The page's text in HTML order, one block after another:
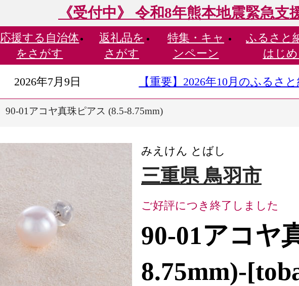
《受付中》 令和8年熊本地震緊急支
応援する 自治体
をさがす
返礼品を
さがす
特集・ キャ
ンペーン
ふるさと
はじ
2026年7月9日 【重要】2026年10月のふるさ
90-01アコヤ真珠ピアス (8.5-8.75mm)
みえけん とばし
三重県 鳥羽市
ご好評につき終了しました
90-01アコヤ
8.75mm)-